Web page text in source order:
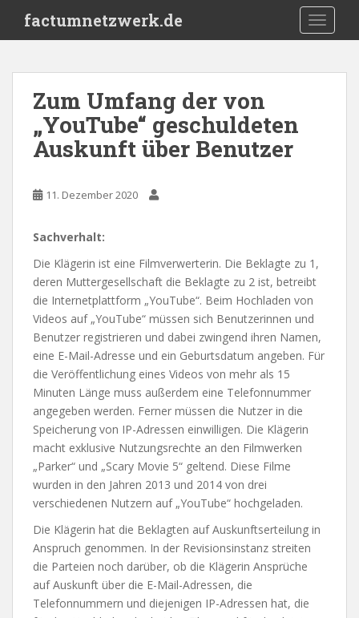
i
factumnetzwerk.de
Zum Umfang der von
„YouTube“ geschuldeten
Auskunft über Benutzer
11. Dezember 2020
Sachverhalt:
Die Klägerin ist eine Filmverwerterin. Die Beklagte zu 1,
deren Muttergesellschaft die Beklagte zu 2 ist, betreibt
die Internetplattform „YouTube“. Beim Hochladen von
Videos auf „YouTube“ müssen sich Benutzerinnen und
Benutzer registrieren und dabei zwingend ihren Namen,
eine E-Mail-Adresse und ein Geburtsdatum angeben. Für
die Veröffentlichung eines Videos von mehr als 15
Minuten Länge muss außerdem eine Telefonnummer
angegeben werden. Ferner müssen die Nutzer in die
Speicherung von IP-Adressen einwilligen. Die Klägerin
macht exklusive Nutzungsrechte an den Filmwerken
„Parker“ und „Scary Movie 5“ geltend. Diese Filme
wurden in den Jahren 2013 und 2014 von drei
verschiedenen Nutzern auf „YouTube“ hochgeladen.
Die Klägerin hat die Beklagten auf Auskunftserteilung in
Anspruch genommen. In der Revisionsinstanz streiten
die Parteien noch darüber, ob die Klägerin Ansprüche
auf Auskunft über die E-Mail-Adressen, die
Telefonnummern und diejenigen IP-Adressen hat, die